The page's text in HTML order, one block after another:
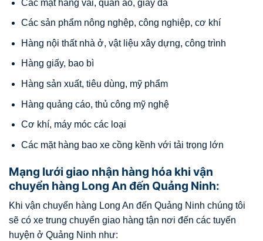
Các mặt hàng vải, quần áo, giày da
Các sản phẩm nông nghệp, công nghiệp, cơ khí
Hàng nội thất nhà ở, vật liệu xây dựng, công trình
Hàng giấy, bao bì
Hàng sản xuất, tiêu dùng, mỹ phẩm
Hàng quảng cáo, thủ công mỹ nghệ
Cơ khí, máy móc các loại
Các mặt hàng bao xe cồng kềnh với tải trọng lớn
Mạng lưới giao nhận hàng hóa khi vận
chuyển hàng Long An đến Quảng Ninh:
Khi vận chuyển hàng Long An đến Quảng Ninh chúng tôi
sẽ có xe trung chuyển giao hàng tận nơi đến các tuyến
huyện ở Quảng Ninh như: